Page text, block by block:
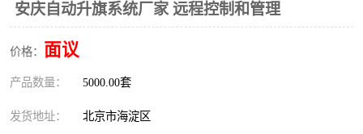
安庆自动升旗系统厂家 远程控制和管理
价格： 面议
产品数量： 5000.00套
发货地址： 北京市海淀区